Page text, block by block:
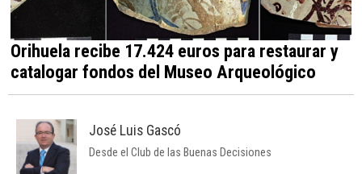
Orihuela recibe 17.424 euros para restaurar y
catalogar fondos del Museo Arqueológico
José Luis Gascó
Desde el Club de las Buenas Decisiones